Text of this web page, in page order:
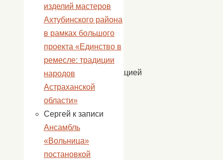
при
пожаре,
то
дети
такой
информацией
просто
владеют,
пожаре
изделий мастеров
Ахтубинского района
в рамках большого
проекта «Единство в
ремесле: традиции
народов
Астраханской
области»
Сергей к записи
Ансамбль
«Вольница»
постановкой